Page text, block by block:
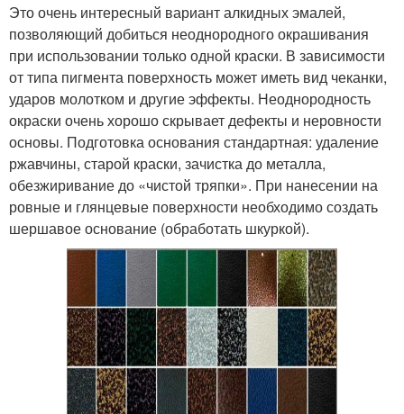
Это очень интересный вариант алкидных эмалей,
позволяющий добиться неоднородного окрашивания
при использовании только одной краски. В зависимости
от типа пигмента поверхность может иметь вид чеканки,
ударов молотком и другие эффекты. Неоднородность
окраски очень хорошо скрывает дефекты и неровности
основы. Подготовка основания стандартная: удаление
ржавчины, старой краски, зачистка до металла,
обезжиривание до «чистой тряпки». При нанесении на
ровные и глянцевые поверхности необходимо создать
шершавое основание (обработать шкуркой).